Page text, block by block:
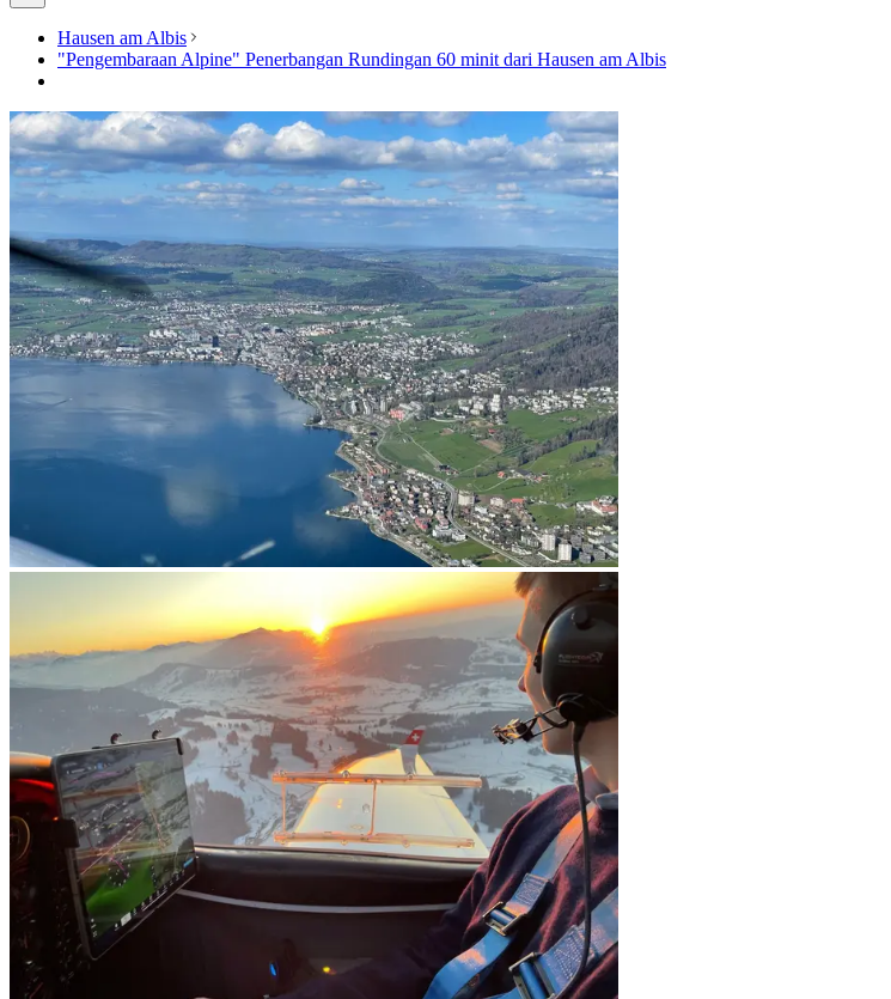
Hausen am Albis
"Pengembaraan Alpine" Penerbangan Rundingan 60 minit dari Hausen am Albis